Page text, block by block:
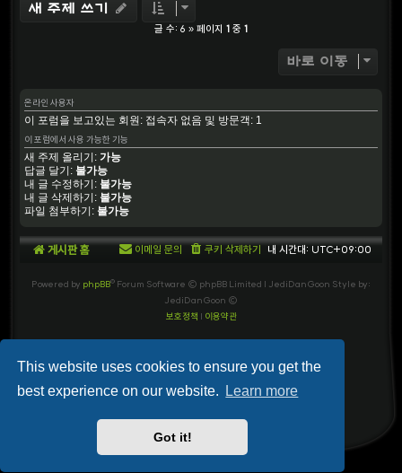
This website uses cookies to ensure you get the
best experience on our website.
Learn more
Got it!
새 주제 쓰기
글 수: 6 » 페이지 1 중 1
바로 이동
온라인 사용자
이 포럼을 보고있는 회원: 접속자 없음 및 방문객: 1
이 포럼에서 사용 가능한 기능
새 주제 올리기: 가능
답글 달기: 불가능
내 글 수정하기: 불가능
내 글 삭제하기: 불가능
파일 첨부하기: 불가능
게시판 홈 내 시간대: UTC+09:00
쿠키 삭제하기
이메일 문의
Powered by phpBB® Forum Software © phpBB Limited | JediDanGoon Style by:
JediDanGoon ©
보호정책 | 이용약관